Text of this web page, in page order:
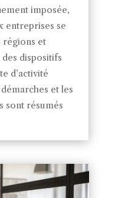
imposée,
entreprises se
régions et
dispositifs
d’activité
et les
sont résumés